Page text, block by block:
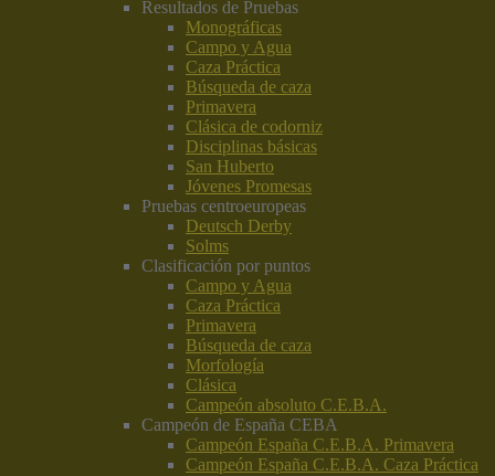
Resultados de Pruebas
Monográficas
Campo y Agua
Caza Práctica
Búsqueda de caza
Primavera
Clásica de codorniz
Disciplinas básicas
San Huberto
Jóvenes Promesas
Pruebas centroeuropeas
Deutsch Derby
Solms
Clasificación por puntos
Campo y Agua
Caza Práctica
Primavera
Búsqueda de caza
Morfología
Clásica
Campeón absoluto C.E.B.A.
Campeón de España CEBA
Campeón España C.E.B.A. Primavera
Campeón España C.E.B.A. Caza Práctica